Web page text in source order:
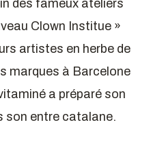
des fameux ateliers
Clown Institue »
artistes en herbe de
marques à Barcelone
a préparé son
son entre catalane.